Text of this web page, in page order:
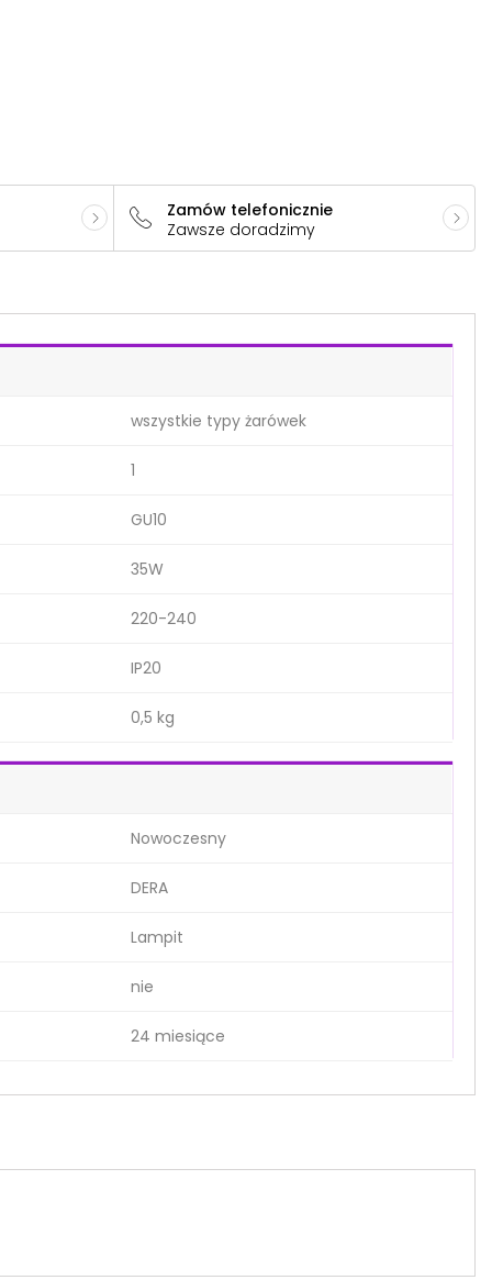
Zamów telefonicznie
Zawsze doradzimy
wszystkie typy żarówek
1
GU10
35W
220-240
IP20
0,5 kg
Nowoczesny
DERA
Lampit
nie
24 miesiące